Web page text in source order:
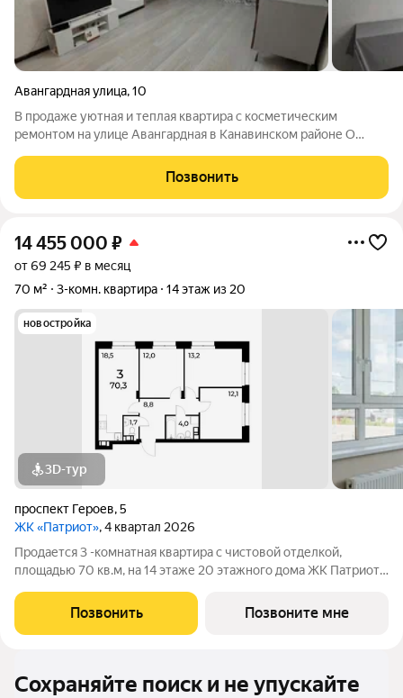
Авангардная улица,10
В продаже уютная и теплая квартира с косметическим
ремонтом на улице Авангардная в Канавинском районе О
Квартира на 8-м этаже. Высота потолков- 2,53 м О квартире:
общая площадь квартиры-56 кв.метров;
Позвонить
14 455 000 ₽
от 69 245 ₽ в месяц
70 м²
3-комн. квартира 14 этаж из 20
новостройка
3D-тур
проспект Героев,5
ЖК «Патриот», 4 квартал 2026
Продается 3 -комнатная квартира с чистовой отделкой,
площадью 70 кв.м, на 14 этаже 20 этажного дома ЖК Патриот
«под ключ» - Что внутри: готовые полы (ламинат в комнатах,
плитка в мокрых зонах),
Позвонить Позвоните мне
Сохраняйте поиск и не упускайте